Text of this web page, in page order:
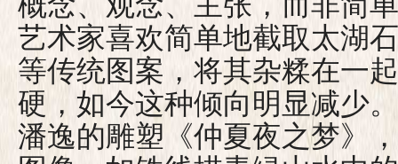
艺术家喜欢简单地截取太湖
等传统图案，将其杂糅在一
硬，如今这种倾向明显减少
潘逸的雕塑《仲夏夜之梦》